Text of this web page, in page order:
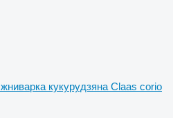
жниварка кукурудзяна Claas corio